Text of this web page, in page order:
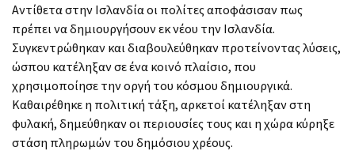
Αντίθετα στην Ισλανδία οι πολίτες αποφάσισαν πως
πρέπει να δημιουργήσουν εκ νέου την Ισλανδία.
Συγκεντρώθηκαν και διαβουλεύθηκαν προτείνοντας λύσεις,
ώσπου κατέληξαν σε ένα κοινό πλαίσιο, που
χρησιμοποίησε την οργή του κόσμου δημιουργικά.
Καθαιρέθηκε η πολιτική τάξη, αρκετοί κατέληξαν στη
φυλακή, δημεύθηκαν οι περιουσίες τους και η χώρα κύρηξε
στάση πληρωμών του δημόσιου χρέους.